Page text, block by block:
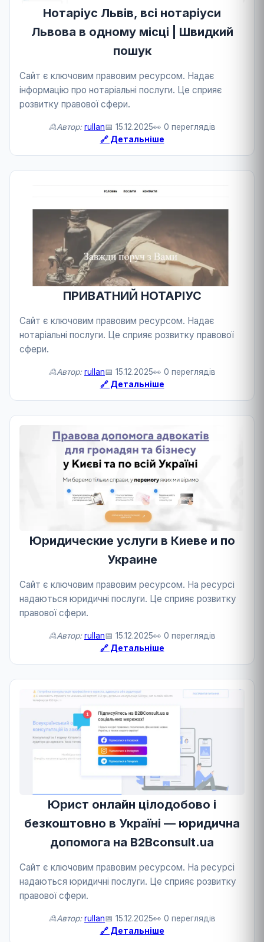
Нотаріус Львів, всі нотаріуси
Львова в одному місці | Швидкий
пошук
Сайт є ключовим правовим ресурсом. Надає
інформацію про нотаріальні послуги. Це сприяє
розвитку правової сфери.
🙎Автор: rullan📅 15.12.2025👀 0 переглядів
🔗 Детальніше
ПРИВАТНИЙ НОТАРІУС
Сайт є ключовим правовим ресурсом. Надає
нотаріальні послуги. Це сприяє розвитку правової
сфери.
🙎Автор: rullan📅 15.12.2025👀 0 переглядів
🔗 Детальніше
Юридические услуги в Киеве и по
Украине
Сайт є ключовим правовим ресурсом. На ресурсі
надаються юридичні послуги. Це сприяє розвитку
правової сфери.
🙎Автор: rullan📅 15.12.2025👀 0 переглядів
🔗 Детальніше
Юрист онлайн цілодобово і
безкоштовно в Україні — юридична
допомога на B2Bconsult.ua
Сайт є ключовим правовим ресурсом. На ресурсі
надаються юридичні послуги. Це сприяє розвитку
правової сфери.
🙎Автор: rullan📅 15.12.2025👀 0 переглядів
🔗 Детальніше